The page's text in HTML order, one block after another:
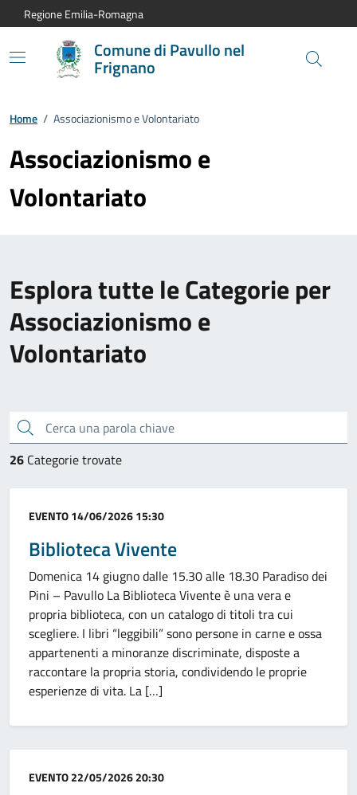
Vai al contenuto principale
Vai alla navigazione del sito
Vai al piede di pagina
Regione Emilia-Romagna
Comune di Pavullo nel
Frignano
Home / Associazionismo e Volontariato
Associazionismo e
Volontariato
Esplora tutte le Categorie per
Associazionismo e
Volontariato
Cerca una parola chiave
26 Categorie trovate
Categoria:
EVENTO14/06/2026 15:30
Biblioteca Vivente
Domenica 14 giugno dalle 15.30 alle 18.30 Paradiso dei
Pini – Pavullo La Biblioteca Vivente è una vera e
propria biblioteca, con un catalogo di titoli tra cui
scegliere. I libri “leggibili” sono persone in carne e ossa
appartenenti a minoranze discriminate, disposte a
raccontare la propria storia, condividendo le proprie
esperienze di vita. La […]
Categoria:
EVENTO22/05/2026 20:30